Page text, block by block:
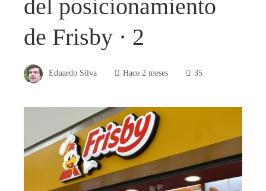
del posicionamiento
de Frisby · 2
Eduardo Silva Hace 2 meses 35